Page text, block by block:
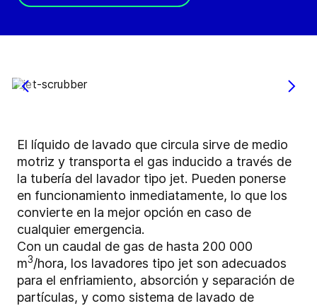
El líquido de lavado que circula sirve de medio
motriz y transporta el gas inducido a través de
la tubería del lavador tipo jet. Pueden ponerse
en funcionamiento inmediatamente, lo que los
convierte en la mejor opción en caso de
cualquier emergencia.
Con un caudal de gas de hasta 200 000
m3/hora, los lavadores tipo jet son adecuados
para el enfriamiento, absorción y separación de
partículas, y como sistema de lavado de